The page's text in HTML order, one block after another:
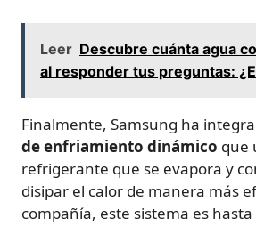
Leer Descubre cuánta agua
al responder tus preguntas:
Finalmente, Samsung ha
de enfriamiento dinámico que
refrigerante que se evapora y
disipar el calor de manera más
compañía, este sistema es